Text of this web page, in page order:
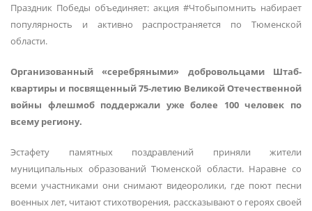
Праздник Победы объединяет: акция #Чтобыпомнить набирает
популярность и активно распространяется по Тюменской
области.
Организованный «серебряными» добровольцами Штаб-
квартиры и посвященный 75-летию Великой Отечественной
войны флешмоб поддержали уже более 100 человек по
всему региону.
Эстафету памятных поздравлений приняли жители
муниципальных образований Тюменской области. Наравне со
всеми участниками они снимают видеоролики, где поют песни
военных лет, читают стихотворения, рассказывают о героях своей